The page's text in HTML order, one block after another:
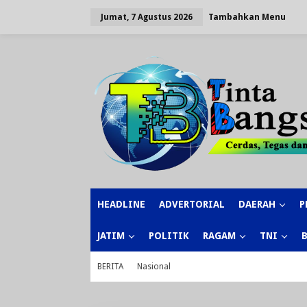
Jumat, 7 Agustus 2026 Tambahkan Menu
HEADLINE ADVERTORIAL DAERAH
JATIM POLITIK RAGAM TNI
BERITA Nasional